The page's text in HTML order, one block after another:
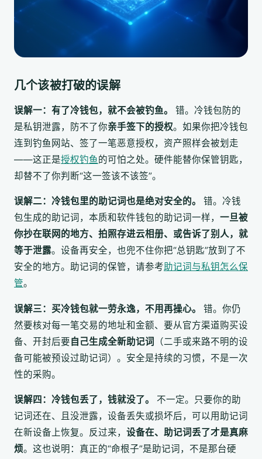
几个该被打破的误解
误解一：有了冷钱包，就不会被钓鱼。
错。冷钱包防的
是私钥泄露，防不了你亲手签下的授权。如果你把冷钱包
连到钓鱼网站、签了一笔恶意授权，资产照样会被划走
——这正是授权钓鱼的可怕之处。硬件能替你保管钥匙，
却替不了你判断“这一签该不该签”。
误解二：冷钱包里的助记词也是绝对安全的。
错。冷钱
包生成的助记词，本质和软件钱包的助记词一样， 一旦被
你抄在联网的地方、拍照存进云相册、或告诉了别人，就
等于泄露。设备再安全，也兜不住你把“总钥匙”放到了不
安全的地方。助记词的保管，请参考助记词与私钥怎么保
管。
误解三：买冷钱包就一劳永逸，不用再操心。
错。你仍
然要核对每一笔交易的地址和金额、要从官方渠道购买设
备、开封后要自己生成全新助记词
（二手或来路不明的设
备可能被预设过助记词）。安全是持续的习惯，不是一次
性的采购。
误解四：冷钱包丢了，钱就没了。
不一定。只要你的助
记词还在、且没泄露，设备丢失或损坏后，可以用助记词
在新设备上恢复。反过来， 设备在、助记词丢了才是真麻
烦。这也说明：真正的“命根子”是助记词，不是那台硬